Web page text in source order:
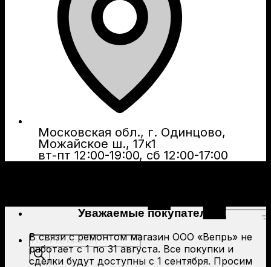
Московская обл., г. Одинцово,
Можайское ш., 17к1
вт-пт 12:00-19:00, сб 12:00-17:00
Поиск
товаров
Уважаемые покупатели!
В связи с ремонтом магазин ООО «Вепрь» не
работает с 1 по 31 августа. Все покупки и
сделки будут доступны с 1 сентября. Просим